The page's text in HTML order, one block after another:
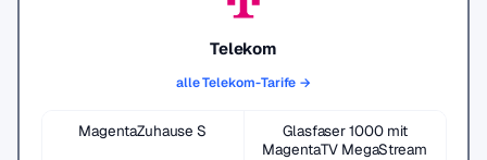
Telekom
alle Telekom-Tarife →
MagentaZuhause S
Glasfaser 1000 mit
MagentaTV MegaStream